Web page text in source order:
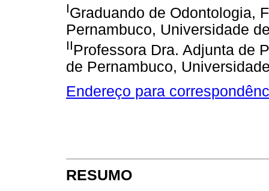
IGraduando de Odontologia,
Pernambuco, Universidade
IIProfessora Dra. Adjunta de
de Pernambuco,
Endereço para
RESUMO